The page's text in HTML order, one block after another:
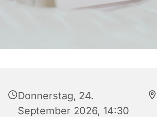
Donnerstag, 24.
September 2026, 14:30